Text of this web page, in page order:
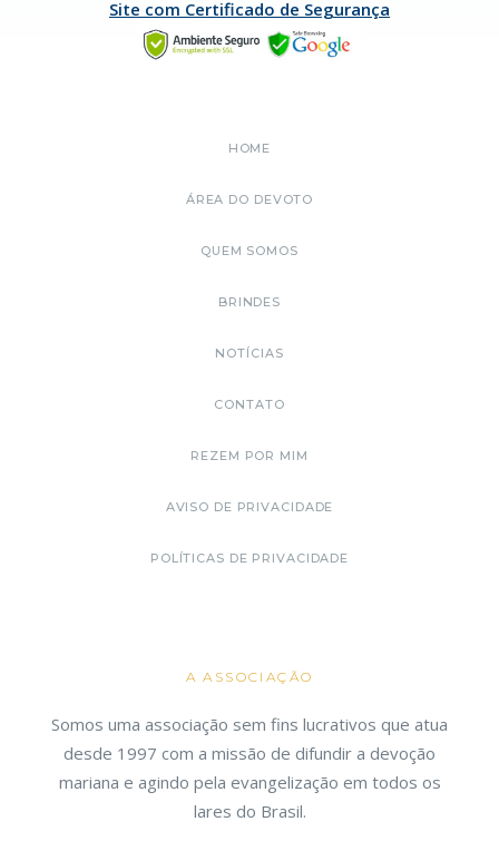
Site com Certificado de Segurança
HOME
ÁREA DO DEVOTO
QUEM SOMOS
BRINDES
NOTÍCIAS
CONTATO
REZEM POR MIM
AVISO DE PRIVACIDADE
POLÍTICAS DE PRIVACIDADE
A ASSOCIAÇÃO
Somos uma associação sem fins lucrativos que atua
desde 1997 com a missão de difundir a devoção
mariana e agindo pela evangelização em todos os
lares do Brasil.